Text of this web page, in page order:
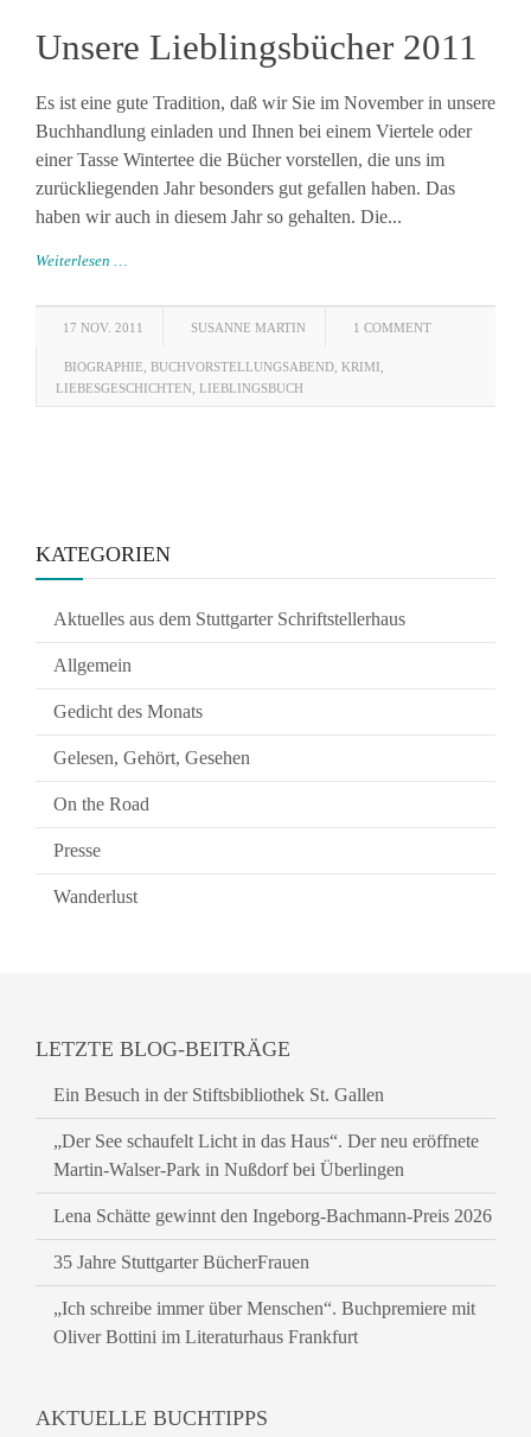
Unsere Lieblingsbücher 2011
Es ist eine gute Tradition, daß wir Sie im November in unsere
Buchhandlung einladen und Ihnen bei einem Viertele oder
einer Tasse Wintertee die Bücher vorstellen, die uns im
zurückliegenden Jahr besonders gut gefallen haben. Das
haben wir auch in diesem Jahr so gehalten. Die...
Weiterlesen …
17 NOV. 2011 SUSANNE MARTIN 1 COMMENT
BIOGRAPHIE BUCHVORSTELLUNGSABEND KRIMI
LIEBESGESCHICHTEN LIEBLINGSBUCH
KATEGORIEN
Aktuelles aus dem Stuttgarter Schriftstellerhaus
Allgemein
Gedicht des Monats
Gelesen, Gehört, Gesehen
On the Road
Presse
Wanderlust
LETZTE BLOG-BEITRÄGE
Ein Besuch in der Stiftsbibliothek St. Gallen
„Der See schaufelt Licht in das Haus“. Der neu eröffnete
Martin-Walser-Park in Nußdorf bei Überlingen
Lena Schätte gewinnt den Ingeborg-Bachmann-Preis 2026
35 Jahre Stuttgarter BücherFrauen
„Ich schreibe immer über Menschen“. Buchpremiere mit
Oliver Bottini im Literaturhaus Frankfurt
AKTUELLE BUCHTIPPS